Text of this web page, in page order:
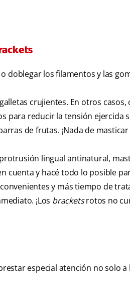
doblegar los filamentos y las
crujientes. En otros casos,
para reducir la tensión ejercida
de frutas. ¡Nada de
lingual antinatural,
cuenta y hacé todo lo posible
y más tiempo de
¡Los bracketsrotos no
especial atención no solo